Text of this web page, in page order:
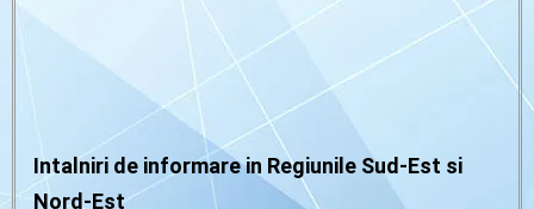
Intalniri de informare in Regiunile Sud-Est si
Nord-Est